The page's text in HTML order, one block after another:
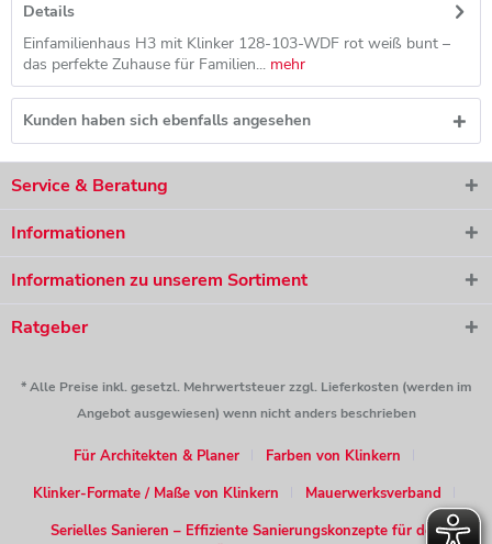
Details
Einfamilienhaus H3 mit Klinker 128-103-WDF rot weiß bunt –
das perfekte Zuhause für Familien... mehr
Kunden haben sich ebenfalls angesehen
Service & Beratung
Informationen
Informationen zu unserem Sortiment
Ratgeber
* Alle Preise inkl. gesetzl. Mehrwertsteuer zzgl. Lieferkosten (werden im
Angebot ausgewiesen) wenn nicht anders beschrieben
Für Architekten & Planer
Farben von Klinkern
Klinker-Formate / Maße von Klinkern
Mauerwerksverband
Serielles Sanieren – Effiziente Sanierungskonzepte für den